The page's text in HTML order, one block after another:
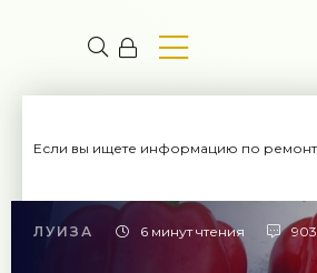
ЛУИЗА 6 минут чтения 903